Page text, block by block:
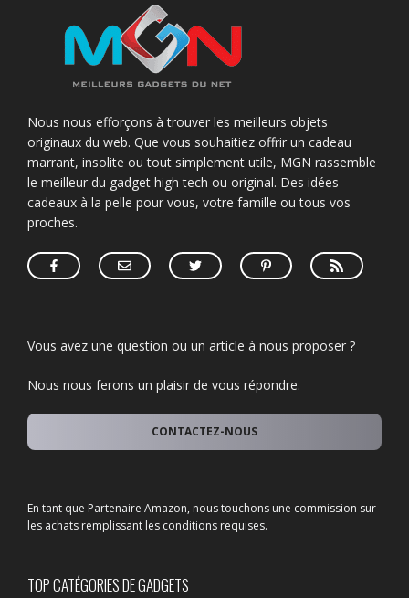
Nous nous efforçons à trouver les meilleurs objets
originaux du web. Que vous souhaitiez offrir un cadeau
marrant, insolite ou tout simplement utile, MGN rassemble
le meilleur du gadget high tech ou original. Des idées
cadeaux à la pelle pour vous, votre famille ou tous vos
proches.
Vous avez une question ou un article à nous proposer ?
Nous nous ferons un plaisir de vous répondre.
CONTACTEZ-NOUS
En tant que Partenaire Amazon, nous touchons une commission sur
les achats remplissant les conditions requises.
TOP CATÉGORIES DE GADGETS